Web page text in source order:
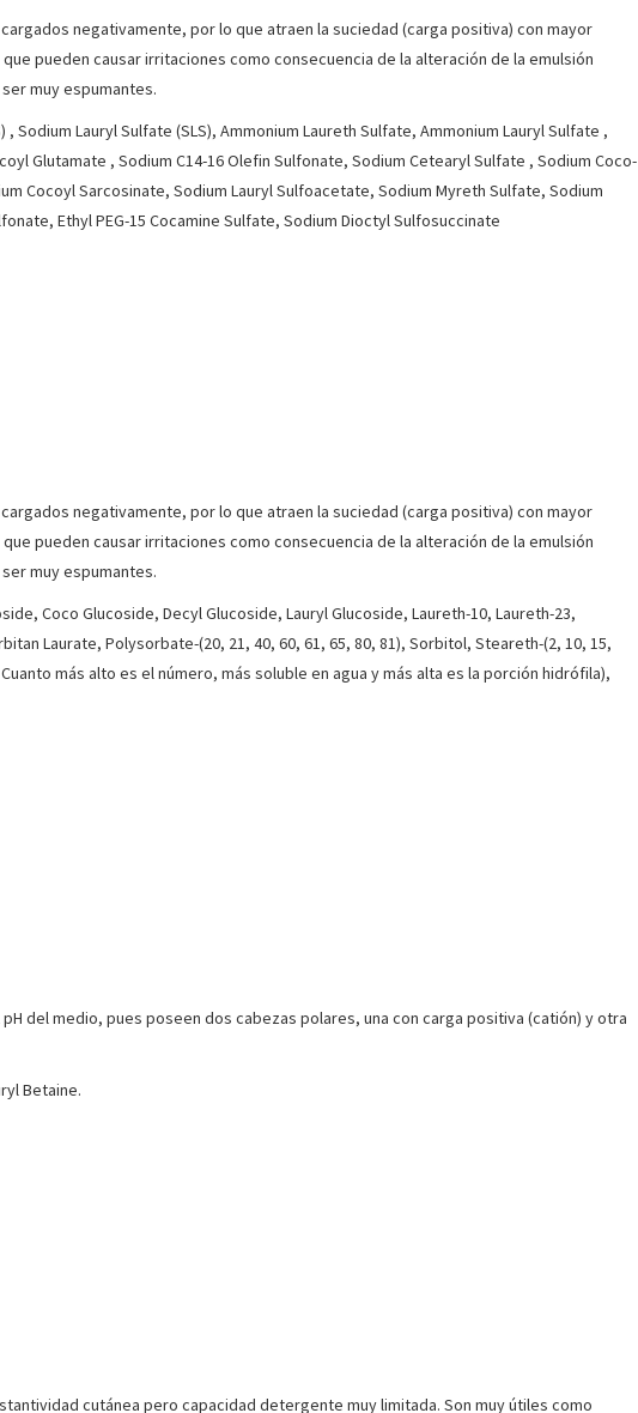
negativamente, por lo que atraen la suciedad (carga positiva) con mayor
pueden causar irritaciones como consecuencia de la alteración de la emulsión
muy espumantes.
, Sodium Lauryl Sulfate (SLS), Ammonium Laureth Sulfate, Ammonium Lauryl Sulfate ,
Glutamate , Sodium C14-16 Olefin Sulfonate, Sodium Cetearyl Sulfate , Sodium Coco-
Cocoyl Sarcosinate, Sodium Lauryl Sulfoacetate, Sodium Myreth Sulfate, Sodium
Ethyl PEG-15 Cocamine Sulfate, Sodium Dioctyl Sulfosuccinate
negativamente, por lo que atraen la suciedad (carga positiva) con mayor
pueden causar irritaciones como consecuencia de la alteración de la emulsión
muy espumantes.
Coco Glucoside, Decyl Glucoside, Lauryl Glucoside, Laureth-10, Laureth-23,
Laurate, Polysorbate-(20, 21, 40, 60, 61, 65, 80, 81), Sorbitol, Steareth-(2, 10, 15,
más alto es el número, más soluble en agua y más alta es la porción hidrófila),
del medio, pues poseen dos cabezas polares, una con carga positiva (catión) y otra
Betaine.
cutánea pero capacidad detergente muy limitada. Son muy útiles como